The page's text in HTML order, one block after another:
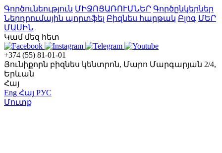
Գործունեություն ՄԻՋՈՑԱՌՈՒՄՆԵՐ Գործընկերներ
Ներդրումային պորտֆել Բիզնես հարթակ Բլոգ ՄԵՐ
ՄԱՍԻՆ
Կամ մեզ հետ
+374 (55) 81-01-01
Յունիքորն բիզնես կենտրոն, Մարո Մարգարյան 2/4,
Երևան
Հայ
Eng Հայ РУС
Մուտք